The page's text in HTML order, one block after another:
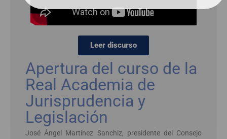
Leer discurso
Apertura del curso de la
Real Academia de
Jurisprudencia y
Legislación
José Ángel Martínez Sanchiz, presidente del Consejo